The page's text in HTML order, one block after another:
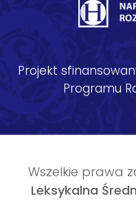
Projekt
Programu
Wszelkie prawa
Leksykalna